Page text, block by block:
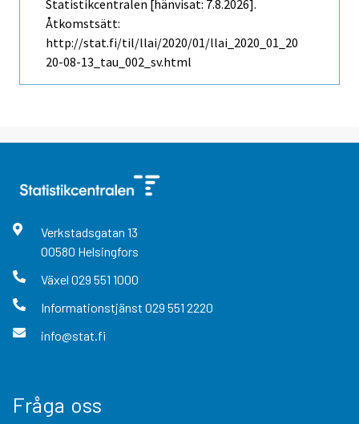
Statistikcentralen [hänvisat: 7.8.2026].
Åtkomstsätt:
http://stat.fi/til/llai/2020/01/llai_2020_01_20
20-08-13_tau_002_sv.html
Verkstadsgatan 13
00580 Helsingfors
Växel 029 551 1000
Informationstjänst 029 551 2220
info@stat.fi
Fråga oss